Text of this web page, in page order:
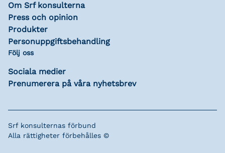
Om Srf konsulterna
Press och opinion
Produkter
Personuppgiftsbehandling
Följ oss
Sociala medier
Prenumerera på våra nyhetsbrev
Srf konsulternas förbund
Alla rättigheter förbehålles ©